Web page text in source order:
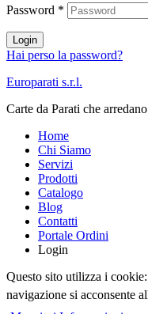
Password *
Login
Hai perso la password?
Europarati s.r.l.
Carte da Parati che
Home
Chi Siamo
Servizi
Prodotti
Catalogo
Blog
Contatti
Portale Ordini
Login
Questo sito utilizza i
navigazione si acconsente